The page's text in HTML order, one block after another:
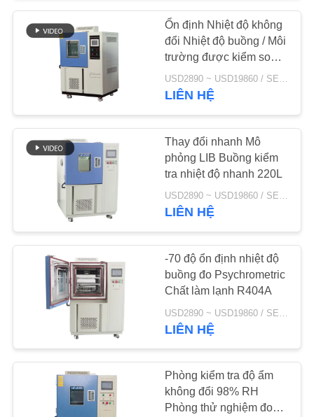
YÊU
SƠ
TRANG
PRIVACY
POLICY
Phòng đạp xe nhiệt
Phòng sốc nhiệt
9
Phòng kiểm tra
nhiệt độ
10
Ổn định Nhiệt độ không
đổi Nhiệt độ buồng / Môi
trường được kiểm soát
nhiệt độ
USD2890 ~ USD19860 / SET MOQ:1 tập
LIÊN HỆ
Thay đổi nhanh Mô
phỏng LIB Buồng kiểm
tra nhiệt độ nhanh 220L
USD2890 ~ USD19860 / SET MOQ:1 bộ
LIÊN HỆ
-70 độ ổn định nhiệt độ
buồng đo Psychrometric
Chất làm lạnh R404A
LIÊN HỆ
Phòng kiểm tra độ ẩm
không đổi 98% RH
Phòng thử nghiệm đo